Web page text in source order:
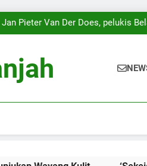
Ulang (Reframing) Gambuh,
Pieter Van Der Does, pelukis
Pieter Van Der Does, pelukis